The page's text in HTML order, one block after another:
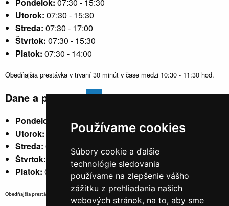
Používame cookies
Súbory cookie a ďalšie
technológie sledovania
používame na zlepšenie vášho
zážitku z prehliadania našich
webových stránok, na to, aby sme
Utorok: 07:30 - 15:30
Streda: 07:30 - 17:00
Štvrtok: 07:30 - 15:30
Piatok: 07:30 - 14:00
Obedňajšia prestávka v trvaní 30 minút v čase medzi 10:30 - 11:30 hod.
Dane a poplatky
Pondelok:
07:30 - 15:30
Utorok:
nestránkový
Streda: 07:30 - 17:00
Štvrtok:
nestránkový
Piatok: 07:30 - 14:00
Obedňajšia prestávka v trvaní 30 minút v čase medzi 10:30 - 11:30 hod.